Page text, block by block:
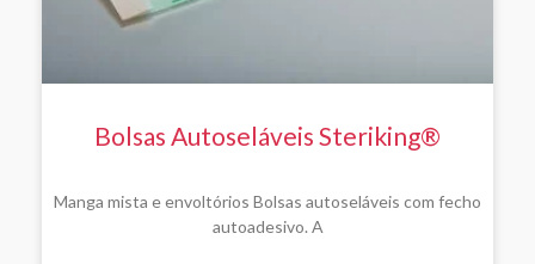
Bolsas Autoseláveis Steriking®
Manga mista e envoltórios Bolsas autoseláveis com fecho
autoadesivo. A